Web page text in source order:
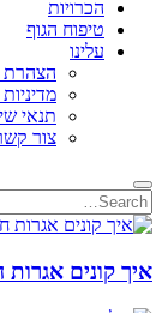
הכרויות
טיפוח הגוף
עלינו
הצהרת
תנאי
צור
Search
for:
Search
איך קונים